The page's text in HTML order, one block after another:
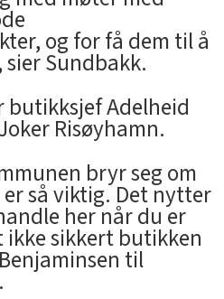
og for få dem til å
Sundbakk.
butikksjef Adelheid
Risøyhamn.
bryr seg om
så viktig. Det nytter
her når du er
ikke sikkert butikken
til